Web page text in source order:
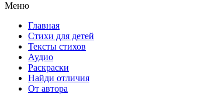
Меню
Главная
Стихи для детей
Тексты стихов
Аудио
Раскраски
Найди отличия
От автора